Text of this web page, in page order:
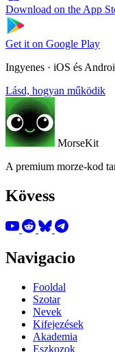
Download on the App
Get it on Google Play
Ingyenes · iOS és
Lásd, hogyan működik
MorseKit
A premium morze-kod
Kövess
Navigacio
Fooldal
Szotar
Nevek
Kifejezések
Akademia
Eszkozok